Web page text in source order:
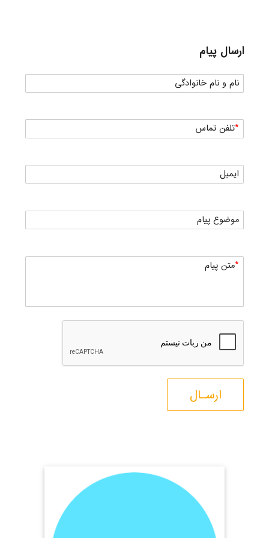
ارسال پیام
نام و نام خانوادگی
تلفن تماس
ایمیل
موضوع پیام
متن پیام
ارسـال